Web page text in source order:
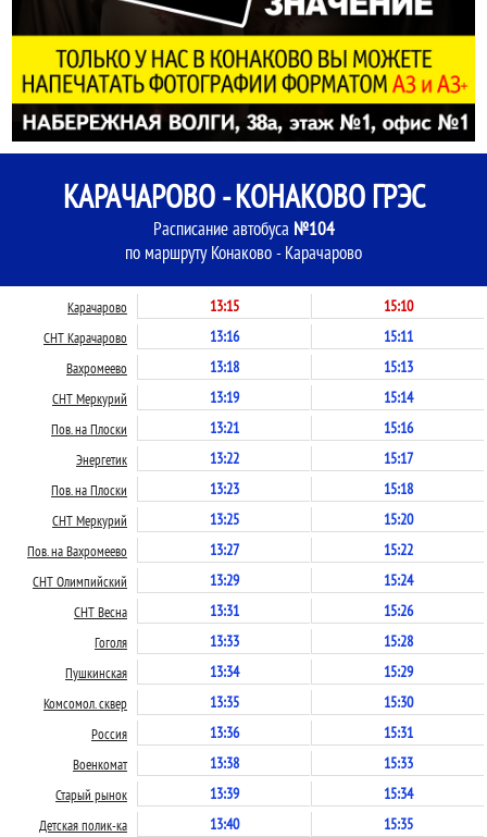
КАРАЧАРОВО - КОНАКОВО ГРЭС
Расписание автобуса №104
по маршруту Конаково - Карачарово
Карачарово 13:15 15:10
СНТ Карачарово 13:16 15:11
Вахромеево 13:18 15:13
СНТ Меркурий 13:19 15:14
Пов. на Плоски 13:21 15:16
Энергетик 13:22 15:17
Пов. на Плоски 13:23 15:18
СНТ Меркурий 13:25 15:20
Пов. на Вахромеево 13:27 15:22
СНТ Олимпийский 13:29 15:24
СНТ Весна 13:31 15:26
Гоголя 13:33 15:28
Пушкинская 13:34 15:29
Комсомол. сквер 13:35 15:30
Россия 13:36 15:31
Военкомат 13:38 15:33
Старый рынок 13:39 15:34
Детская полик-ка 13:40 15:35